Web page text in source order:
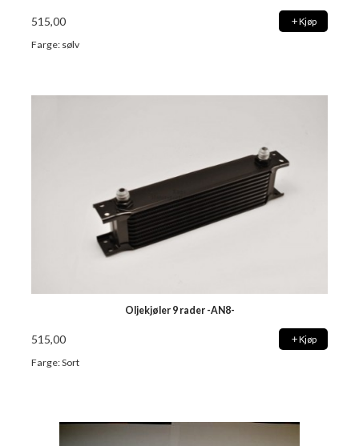
515,00 Kjøp
Farge: sølv
Oljekjøler 9 rader -AN8-
515,00 Kjøp
Farge: Sort